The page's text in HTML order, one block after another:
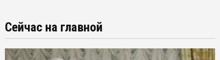
Сейчас на главной